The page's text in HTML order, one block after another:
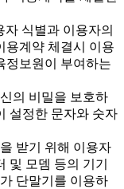
식별과 이용자의
용계약 체결시 이용
정보원이 부여하는
의 비밀을 보호하
설정한 문자와 숫자
받기 위해 이용자
및 모뎀 등의 기기
단말기를 이용하